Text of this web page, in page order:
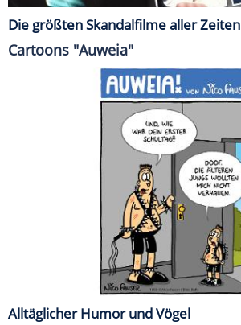
Die größten Skandalfilme aller Zeiten
Cartoons "Auweia"
Alltäglicher Humor und Vögel